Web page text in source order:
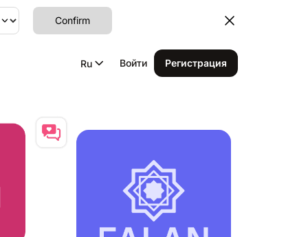
Confirm
Ru Войти Регистрация